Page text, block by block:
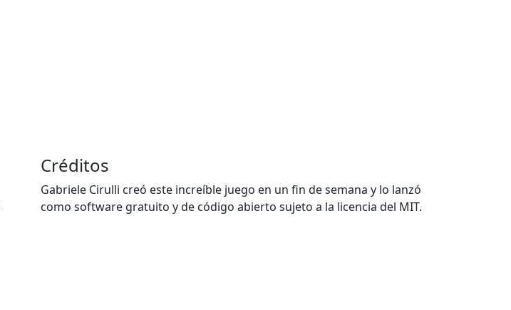
Créditos
Gabriele Cirulli creó este increíble juego en un fin de semana y lo lanzó
como software gratuito y de código abierto sujeto a la licencia del MIT.